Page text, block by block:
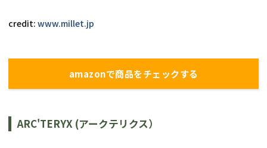
credit: www.millet.jp
amazonで商品をチェックする
ARC'TERYX (アークテリクス）